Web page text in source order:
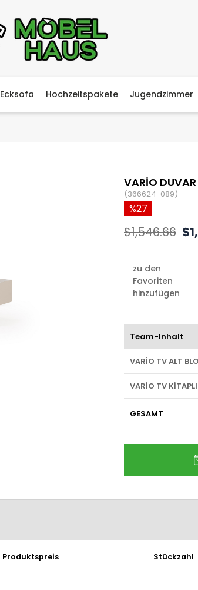
Ecksofa Hochzeitspakete Jugendzimmer
VARİO DUVAR
(366624-089)
27
$1,546.66
zu den
Favoriten
hinzufügen
Team-Inhalt
VARİO TV ALT
VARİO TV
GESAMT
Produktspreis Stückzahl